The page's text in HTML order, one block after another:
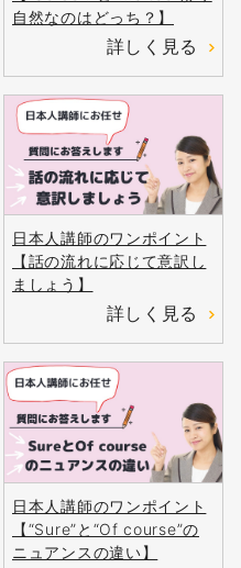
自然なのはどっち？】
詳しく見る
日本人講師のワンポイント
【話の流れに応じて意訳し
ましょう】
詳しく見る
日本人講師のワンポイント
【“Sure”と“Of course”の
ニュアンスの違い】